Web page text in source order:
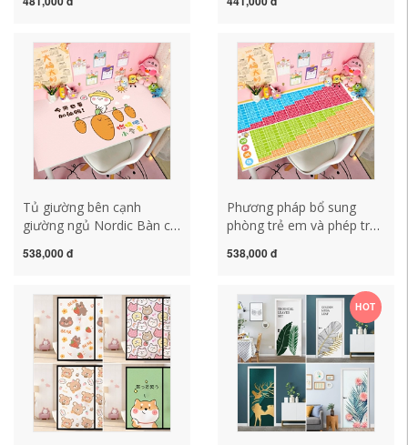
dán Phim dán nhãn dán
trải bàn sang trọng
Sticker Sticker Phòng ngủ
giấy đầy đủ trên tường
bản vá tựa khăn trải bàn
pvc khăn trải bàn vuông
Tủ giường bên cạnh
giường ngủ Nordic Bàn cà
Bàn viết BẢNG BẢNG
khăn trải bàn đẹp khăn trải
bàn tròn inox
538,000 đ
Phương pháp bổ sung
phòng trẻ em và phép trừ
sinh viên Bàn viết thư dễ
tim không thấm nước và
chống dầu -chống dầu
mẫu khăn trải bàn phòng
họp khăn trải bàn tròn inox
538,000 đ
HOT